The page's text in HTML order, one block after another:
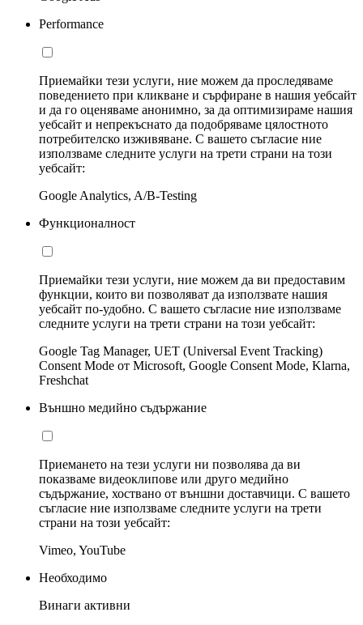
Performance
Приемайки тези услуги, ние можем да проследяваме
поведението при кликване и сърфиране в нашия уебсайт
и да го оценяваме анонимно, за да оптимизираме нашия
уебсайт и непрекъснато да подобряваме цялостното
потребителско изживяване. С вашето съгласие ние
използваме следните услуги на трети страни на този
уебсайт:
Google Analytics, A/B-Testing
Функционалност
Приемайки тези услуги, ние можем да ви предоставим
функции, които ви позволяват да използвате нашия
уебсайт по-удобно. С вашето съгласие ние използваме
следните услуги на трети страни на този уебсайт:
Google Tag Manager, UET (Universal Event Tracking)
Consent Mode от Microsoft, Google Consent Mode, Klarna,
Freshchat
Външно медийно съдържание
Приемането на тези услуги ни позволява да ви
показваме видеоклипове или друго медийно
съдържание, хоствано от външни доставчици. С вашето
съгласие ние използваме следните услуги на трети
страни на този уебсайт:
Vimeo, YouTube
Необходимо
Винаги активни